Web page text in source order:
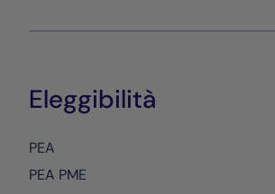
Eleggibilità
PEA
PEA PME